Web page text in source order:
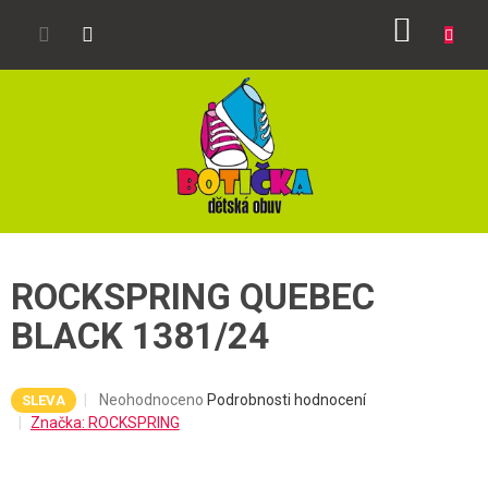
ROCKSPRING QUEBEC
BLACK 1381/24
SLEVA
Průměrné
hodnocení
Neohodnoceno Podrobnosti hodnocení
Značka: ROCKSPRING